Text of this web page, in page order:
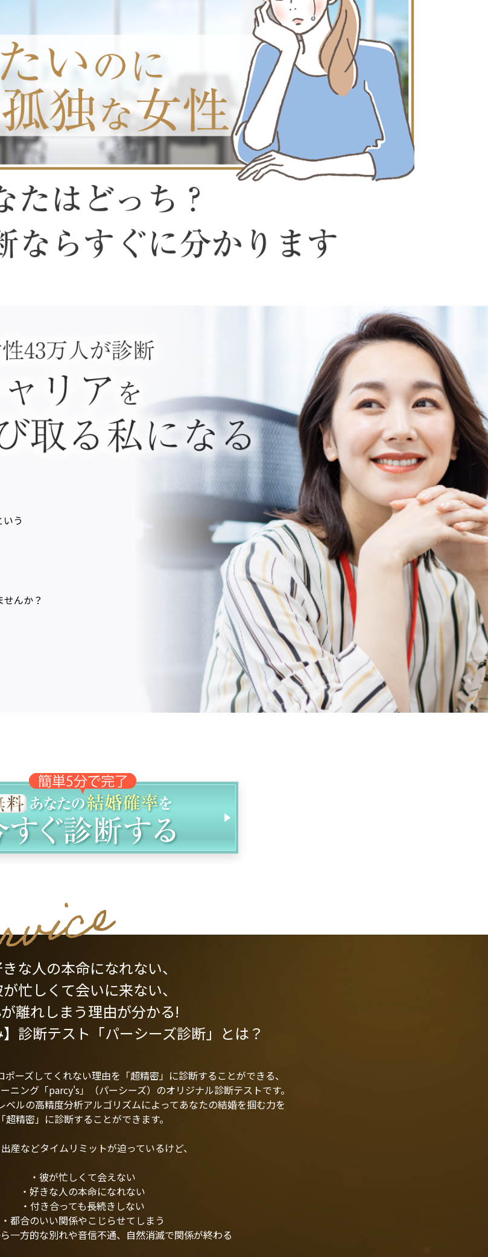
う
んか？
な人の本命になれない、
忙しくて会いに来ない、
離れしまう理由が分かる!
】診断テスト「パーシーズ診断」とは？
ーズしてくれない理由を「超精密」に診断することができる、
ニング「parcy's」（パーシーズ）のオリジナル診断テストです。
ベルの高精度分析アルゴリズムによってあなたの結婚を掴む力を
「超精密」に診断することができます。
産などタイムリミットが迫っているけど、
・彼が忙しくて会えない
・好きな人の本命になれない
・付き合っても長続きしない
・都合のいい関係やこじらせてしまう
一方的な別れや音信不通、自然消滅で関係が終わる